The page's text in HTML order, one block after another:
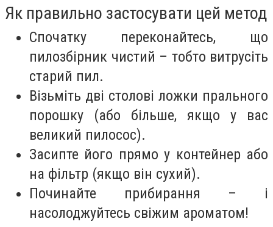
Як правильно застосувати цей метод
Спочатку переконайтесь, що
пилозбірник чистий – тобто витрусіть
старий пил.
Візьміть дві столові ложки прального
порошку (або більше, якщо у вас
великий пилосос).
Засипте його прямо у контейнер або
на фільтр (якщо він сухий).
Починайте прибирання – і
насолоджуйтесь свіжим ароматом!